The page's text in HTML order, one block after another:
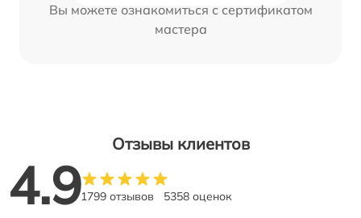
Вы можете ознакомиться с сертификатом
мастера
Отзывы клиентов
4.91799 отзывов 5358 оценок